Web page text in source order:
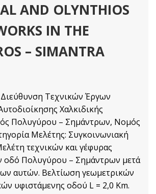
AND OLYNTHIOS
IN THE
– SIMANTRA
Τεχνικών Έργων
Χαλκιδικής
Πολυγύρου – Σημάντρων, Νομός
Μελέτης: Συγκοινωνιακή
τεχνικών και γέφυρας
οδό Πολυγύρου – Σημάντρων μετά
αυτών. Βελτίωση γεωμετρικών
υφιστάμενης οδού L = 2,0 Km.